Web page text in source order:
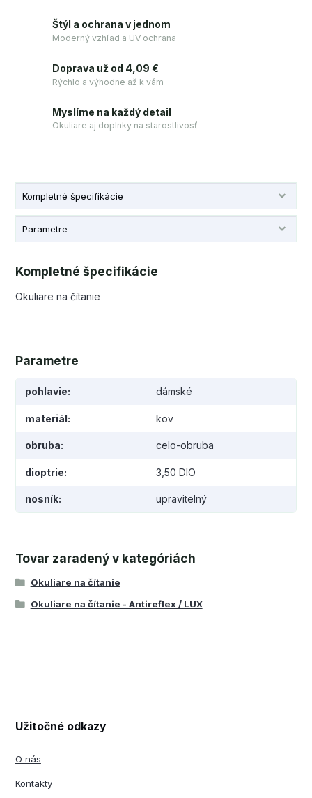
Štýl a ochrana v jednom
Moderný vzhľad a UV ochrana
Doprava už od 4,09 €
Rýchlo a výhodne až k vám
Myslíme na každý detail
Okuliare aj doplnky na starostlivosť
Kompletné špecifikácie
Parametre
Kompletné špecifikácie
Okuliare na čítanie
Parametre
pohlavie dámské
materiál kov
obruba celo-obruba
dioptrie 3,50 DIO
nosník upravitelný
Tovar zaradený v kategóriách
Okuliare na čítanie
Okuliare na čítanie - Antireflex / LUX
Užitočné odkazy
O nás
Kontakty